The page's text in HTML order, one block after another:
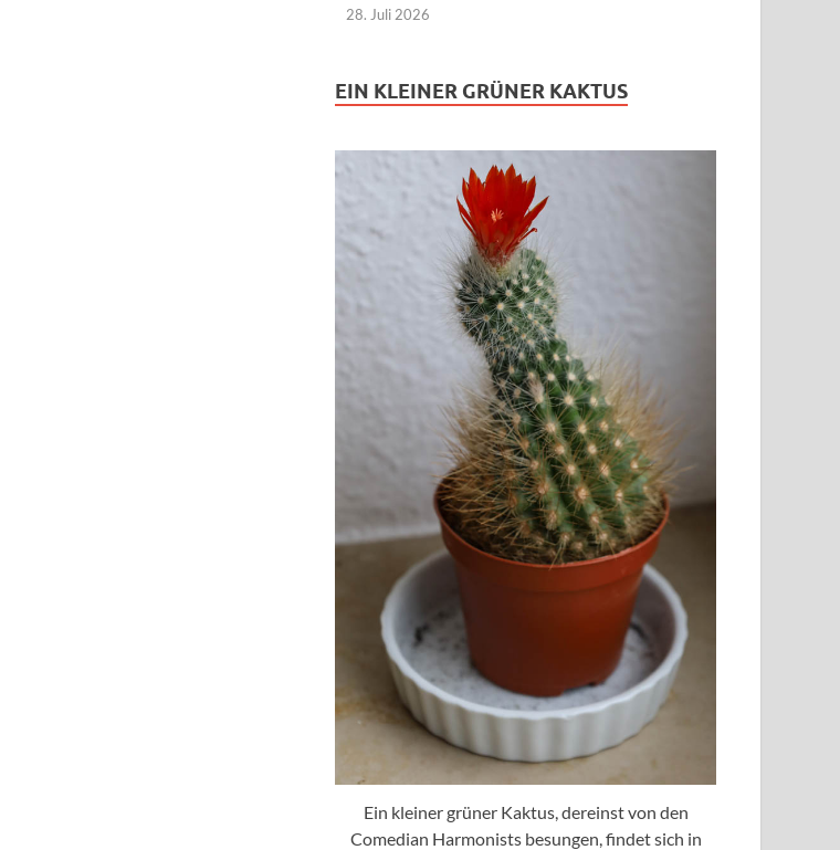
28. Juli 2026
EIN KLEINER GRÜNER KAKTUS
Ein kleiner grüner Kaktus, dereinst von den
Comedian Harmonists besungen, findet sich in